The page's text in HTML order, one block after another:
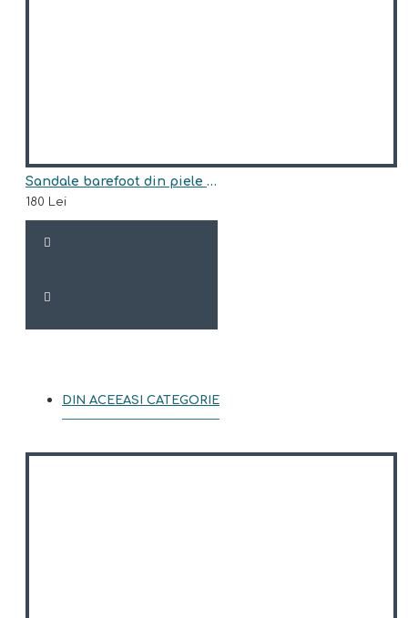
Sandale barefoot din piele naturala model RENE
180 Lei
DIN ACEEASI CATEGORIE